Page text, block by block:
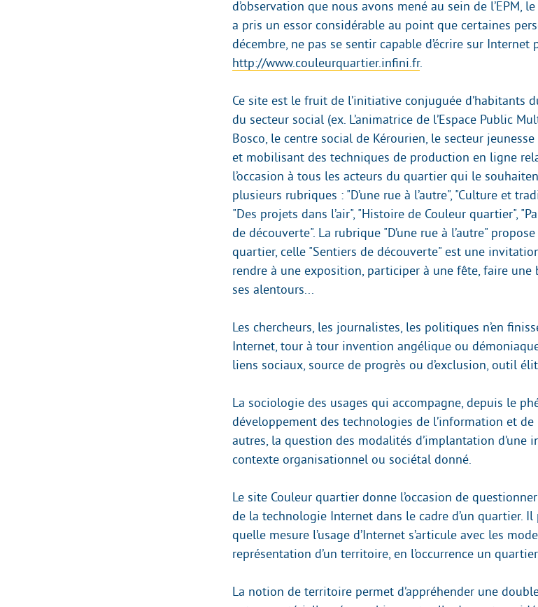
d’observation que nous avons mené au sein de l’EPM,
a pris un essor considérable au point que certaines
décembre, ne pas se sentir capable d’écrire sur
http://www.couleurquartier.infini.fr.
Ce site est le fruit de l’initiative conjuguée d’habitants
du secteur social (ex. L’animatrice de l’Espace Public
Bosco, le centre social de Kérourien, le secteur
et mobilisant des techniques de production en ligne
l’occasion à tous les acteurs du quartier qui le
plusieurs rubriques : "D’une rue à l’autre", "Culture et
"Des projets dans l’air", "Histoire de Couleur quartier",
de découverte". La rubrique "D’une rue à l’autre"
quartier, celle "Sentiers de découverte" est une
rendre à une exposition, participer à une fête, faire
ses alentours...
Les chercheurs, les journalistes, les politiques n’en
Internet, tour à tour invention angélique ou
liens sociaux, source de progrès ou d’exclusion, outil
La sociologie des usages qui accompagne, depuis le
développement des technologies de l’information et
autres, la question des modalités d’implantation d’une
contexte organisationnel ou sociétal donné.
Le site Couleur quartier donne l’occasion de
de la technologie Internet dans le cadre d’un quartier.
quelle mesure l’usage d’Internet s’articule avec les
représentation d’un territoire, en l’occurrence un quartier.
La notion de territoire permet d’appréhender une